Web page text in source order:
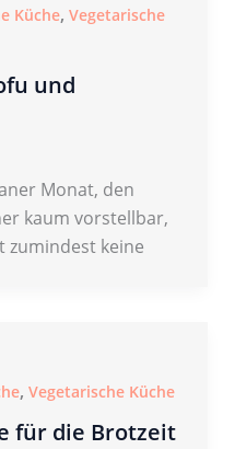
Küche, Vegetarische
und
Monat, den
kaum vorstellbar,
zumindest keine
, Vegetarische Küche
für die Brotzeit